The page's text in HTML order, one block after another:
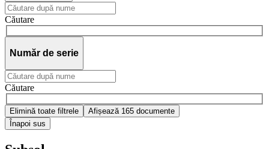
Căutare
Număr de serie
Căutare
Elimină toate filtrele
Afișează 165 documente
Înapoi sus